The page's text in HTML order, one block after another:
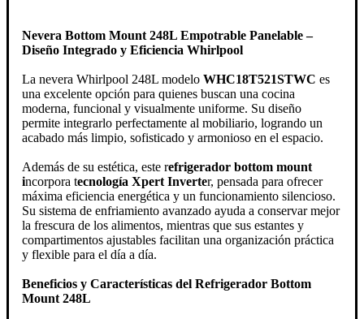
Nevera Bottom Mount 248L Empotrable Panelable –
Diseño Integrado y Eficiencia Whirlpool
La nevera Whirlpool 248L modelo WHC18T521STWC es
una excelente opción para quienes buscan una cocina
moderna, funcional y visualmente uniforme. Su diseño
permite integrarlo perfectamente al mobiliario, logrando un
acabado más limpio, sofisticado y armonioso en el espacio.
Además de su estética, este refrigerador bottom mount
incorpora tecnología Xpert Inverter, pensada para ofrecer
máxima eficiencia energética y un funcionamiento silencioso.
Su sistema de enfriamiento avanzado ayuda a conservar mejor
la frescura de los alimentos, mientras que sus estantes y
compartimentos ajustables facilitan una organización práctica
y flexible para el día a día.
Beneficios y Características del Refrigerador Bottom
Mount 248L